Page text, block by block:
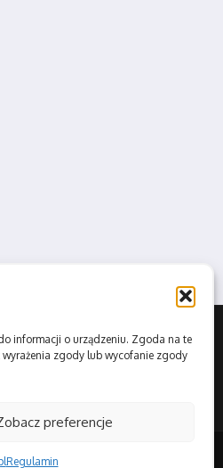
informacji o urządzeniu. Zgoda na te
zgody lub wycofanie zgody
preferencje
Regulamin